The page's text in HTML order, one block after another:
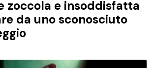
zoccola e insoddisfatta
da uno sconosciuto